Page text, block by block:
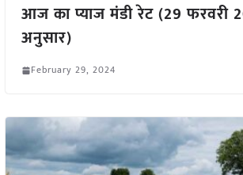
आज का प्याज मंडी रेट (29 फरवरी
अनुसार)
February 29, 2024